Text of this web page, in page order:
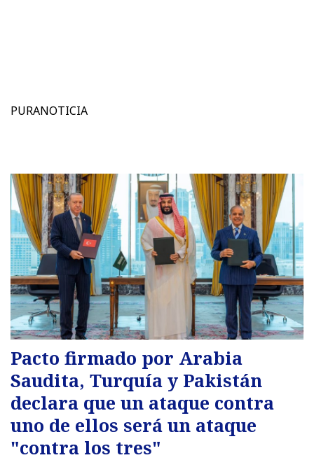
PURANOTICIA
Pacto firmado por Arabia
Saudita, Turquía y Pakistán
declara que un ataque contra
uno de ellos será un ataque
"contra los tres"